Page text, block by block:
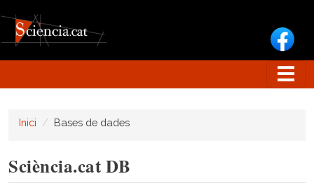
Inici Bases de dades
Sciència.cat DB